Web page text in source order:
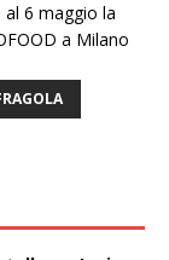
6 maggio la
a Milano